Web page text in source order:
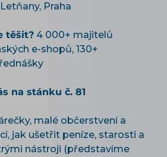
Praha
těšit? 4 000+ majitelů
e-shopů, 130+
na stánku č. 81
malé občerstvení a
jak ušetřit peníze, starosti a
nástroji (představíme